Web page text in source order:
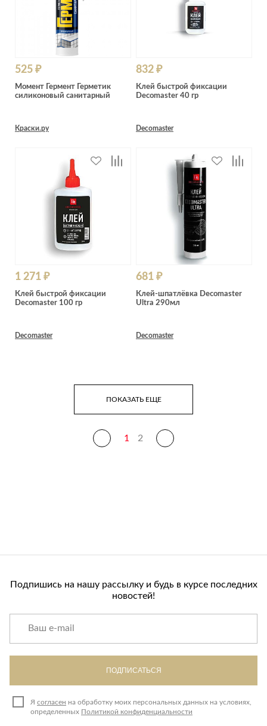
525 ₽
Момент Гермент Герметик
силиконовый санитарный
Краски.ру
832 ₽
Клей быстрой фиксации
Decomaster 40 гр
Decomaster
1 271 ₽
Клей быстрой фиксации
Decomaster 100 гр
Decomaster
681 ₽
Клей-шпатлёвка Decomaster
Ultra 290мл
Decomaster
ПОКАЗАТЬ ЕЩЕ
1 2
Подпишись на нашу рассылку и будь в курсе последних
новостей!
ПОДПИСАТЬСЯ
Я согласен на обработку моих персональных данных на условиях,
определенных Политикой конфиденциальности